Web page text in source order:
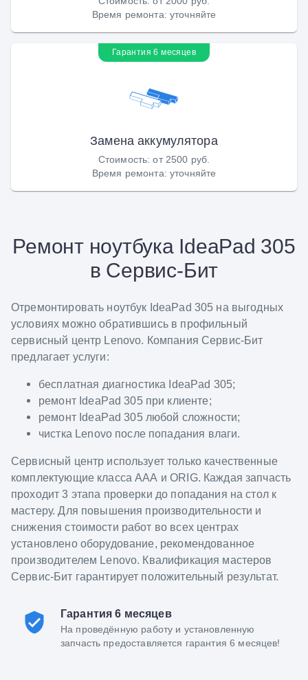
Время ремонта: уточняйте
Гарантия 6 месяцев
Замена аккумулятора
Стоимость:от 2500 руб.
Время ремонта: уточняйте
Ремонт ноутбука IdeaPad 305
в Сервис-Бит
Отремонтировать ноутбук IdeaPad 305 на выгодных
условиях можно обратившись в профильный
сервисный центр Lenovo. Компания Сервис-Бит
предлагает услуги:
бесплатная диагностика IdeaPad 305;
ремонт IdeaPad 305 при клиенте;
ремонт IdeaPad 305 любой сложности;
чистка Lenovo после попадания влаги.
Сервисный центр использует только качественные
комплектующие класса ААА и ORIG. Каждая запчасть
проходит 3 этапа проверки до попадания на стол к
мастеру. Для повышения производительности и
снижения стоимости работ во всех центрах
установлено оборудование, рекомендованное
производителем Lenovo. Квалификация мастеров
Сервис-Бит гарантирует положительный результат.
Гарантия 6 месяцев
На проведённую работу и установленную
запчасть предоставляется гарантия 6 месяцев!